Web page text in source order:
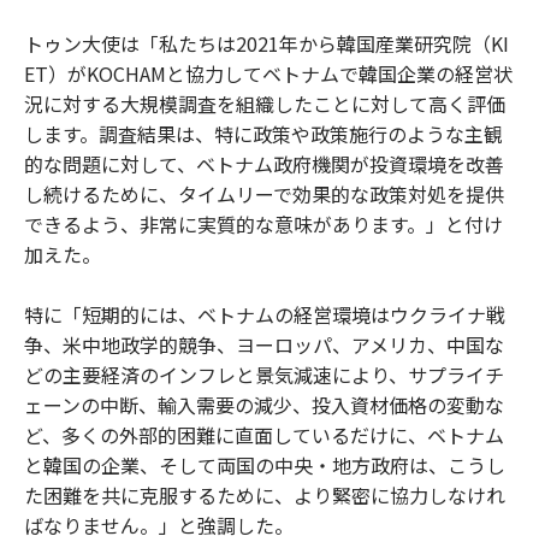
トゥン大使は「私たちは2021年から韓国産業研究院（KI
ET）がKOCHAMと協力してベトナムで韓国企業の経営状
況に対する大規模調査を組織したことに対して高く評価
します。調査結果は、特に政策や政策施行のような主観
的な問題に対して、ベトナム政府機関が投資環境を改善
し続けるために、タイムリーで効果的な政策対処を提供
できるよう、非常に実質的な意味があります。」と付け
加えた。
特に「短期的には、ベトナムの経営環境はウクライナ戦
争、米中地政学的競争、ヨーロッパ、アメリカ、中国な
どの主要経済のインフレと景気減速により、サプライチ
ェーンの中断、輸入需要の減少、投入資材価格の変動な
ど、多くの外部的困難に直面しているだけに、ベトナム
と韓国の企業、そして両国の中央・地方政府は、こうし
た困難を共に克服するために、より緊密に協力しなけれ
ばなりません。」と強調した。